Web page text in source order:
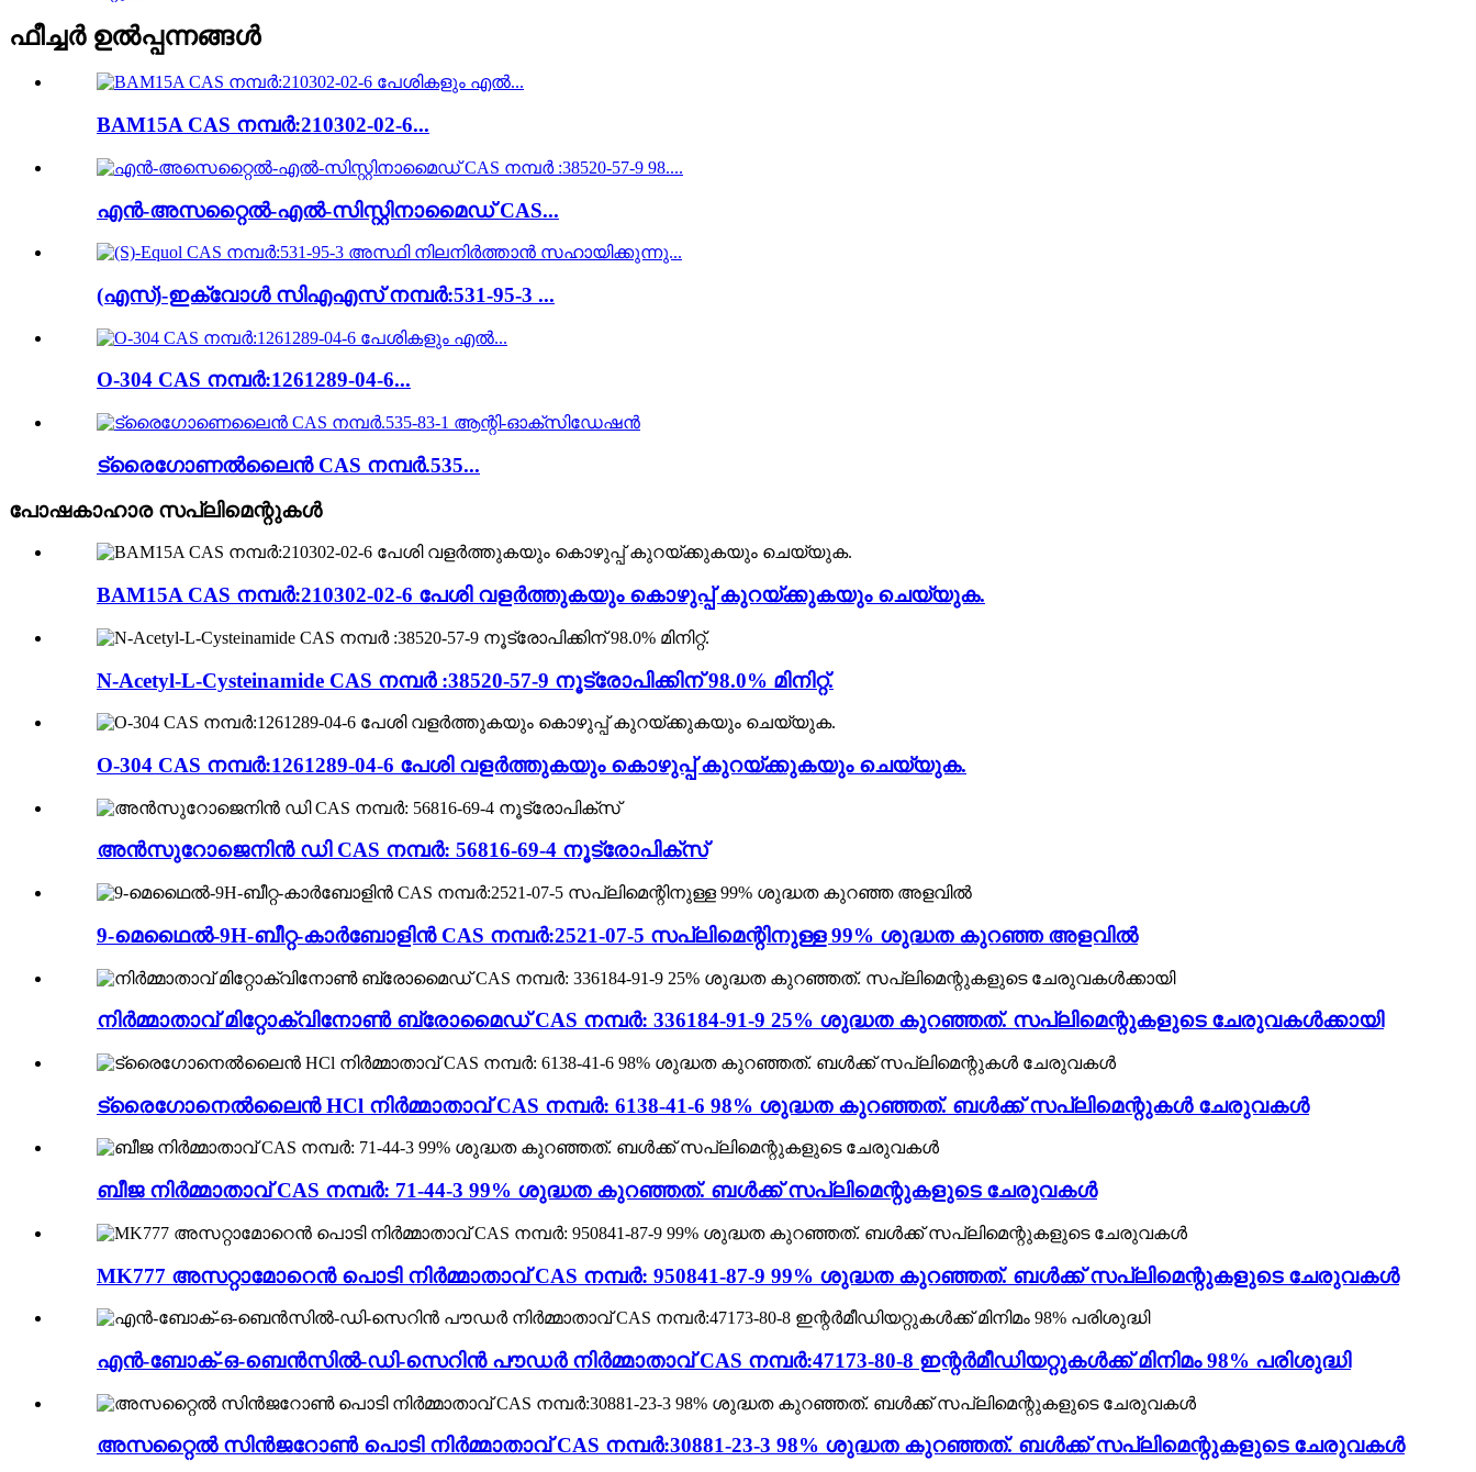
ഫീച്ചർ ഉൽപ്പന്നങ്ങൾ
BAM15A CAS നമ്പർ:210302-02-6...
എൻ-അസറ്റൈൽ-എൽ-സിസ്റ്റിനാമൈഡ് CAS...
(എസ്)-ഇക്വോൾ സിഎഎസ് നമ്പർ:531-95-3 ...
O-304 CAS നമ്പർ:1261289-04-6...
ട്രൈഗോണൽലൈൻ CAS നമ്പർ.535...
പോഷകാഹാര സപ്ലിമെന്റുകൾ
BAM15A CAS നമ്പർ:210302-02-6 പേശി വളർത്തുകയും കൊഴുപ്പ് കുറയ്ക്കുകയും ചെയ്യുക.
N-Acetyl-L-Cysteinamide CAS നമ്പർ :38520-57-9 നൂട്രോപിക്കിന് 98.0% മിനിറ്റ്.
O-304 CAS നമ്പർ:1261289-04-6 പേശി വളർത്തുകയും കൊഴുപ്പ് കുറയ്ക്കുകയും ചെയ്യുക.
അൻസുറോജെനിൻ ഡി CAS നമ്പർ: 56816-69-4 നൂട്രോപിക്സ്
9-മെഥൈൽ-9H-ബീറ്റ-കാർബോളിൻ CAS നമ്പർ:2521-07-5 സപ്ലിമെന്റിനുള്ള 99% ശുദ്ധത കുറഞ്ഞ അളവിൽ
നിർമ്മാതാവ് മിറ്റോക്വിനോൺ ബ്രോമൈഡ് CAS നമ്പർ: 336184-91-9 25% ശുദ്ധത കുറഞ്ഞത്. സപ്ലിമെന്റുകളുടെ ചേരുവകൾക്കായി
ട്രൈഗോനെൽലൈൻ HCl നിർമ്മാതാവ് CAS നമ്പർ: 6138-41-6 98% ശുദ്ധത കുറഞ്ഞത്. ബൾക്ക് സപ്ലിമെന്റുകൾ ചേരുവകൾ
ബീജ നിർമ്മാതാവ് CAS നമ്പർ: 71-44-3 99% ശുദ്ധത കുറഞ്ഞത്. ബൾക്ക് സപ്ലിമെന്റുകളുടെ ചേരുവകൾ
MK777 അസറ്റാമോറെൻ പൊടി നിർമ്മാതാവ് CAS നമ്പർ: 950841-87-9 99% ശുദ്ധത കുറഞ്ഞത്. ബൾക്ക് സപ്ലിമെന്റുകളുടെ ചേരുവകൾ
എൻ-ബോക്-ഒ-ബെൻസിൽ-ഡി-സെറിൻ പൗഡർ നിർമ്മാതാവ് CAS നമ്പർ:47173-80-8 ഇന്റർമീഡിയറ്റുകൾക്ക് മിനിമം 98% പരിശുദ്ധി
അസറ്റൈൽ സിൻജറോൺ പൊടി നിർമ്മാതാവ് CAS നമ്പർ:30881-23-3 98% ശുദ്ധത കുറഞ്ഞത്. ബൾക്ക് സപ്ലിമെന്റുകളുടെ ചേരുവകൾ